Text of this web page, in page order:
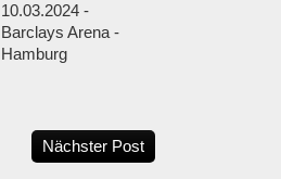
10.03.2024 -
Barclays Arena -
Hamburg
Nächster Post